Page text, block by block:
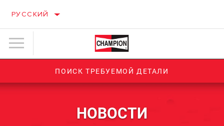
РУССКИЙ
ПОИСК ТРЕБУЕМОЙ ДЕТАЛИ
НОВОСТИ